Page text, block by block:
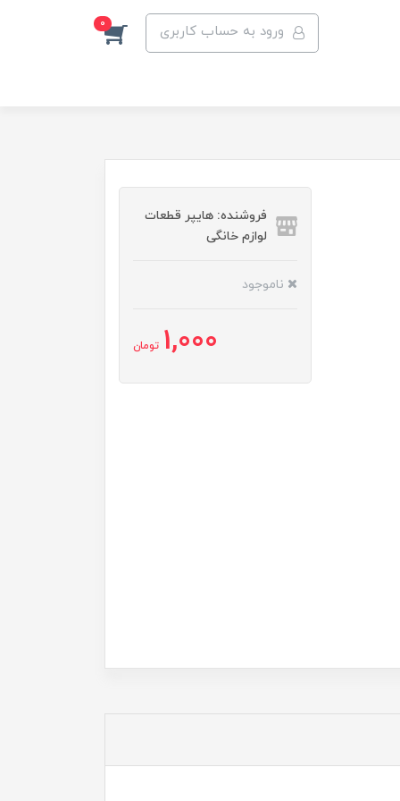
ورود به حساب کاربری 0
فروشنده: هایپر قطعات
لوازم خانگی
ناموجود
1,000 تومان